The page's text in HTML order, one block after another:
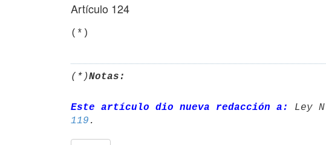
Artículo 124
(*)Notas:
Este artículo dio nueva redacción a:
119